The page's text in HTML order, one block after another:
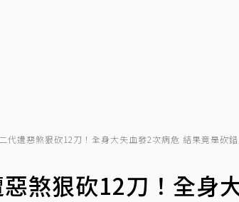
代遭惡煞狠砍12刀！全身大失血發2次病危 結果竟是砍錯
煞狠砍12刀！全身